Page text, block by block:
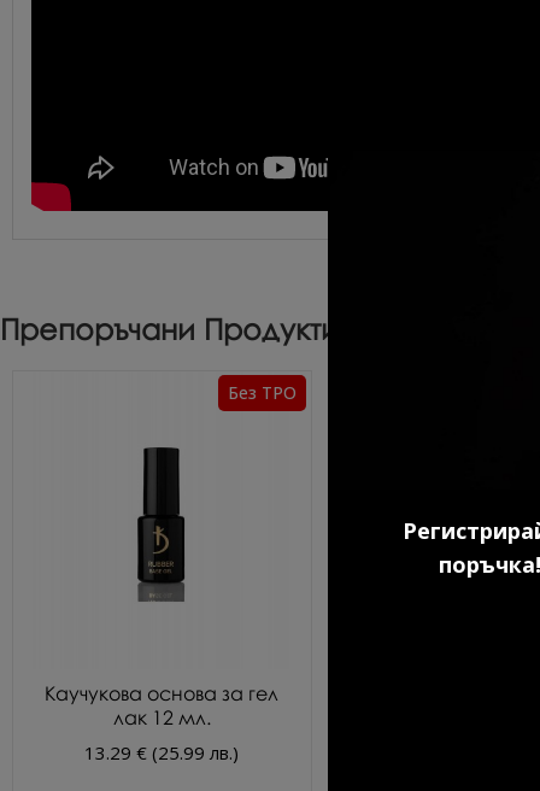
Препоръчани Продукти
Без TPO
Каучукова основа за гел
лак 12 мл.
13.29 € (25.99 лв.)